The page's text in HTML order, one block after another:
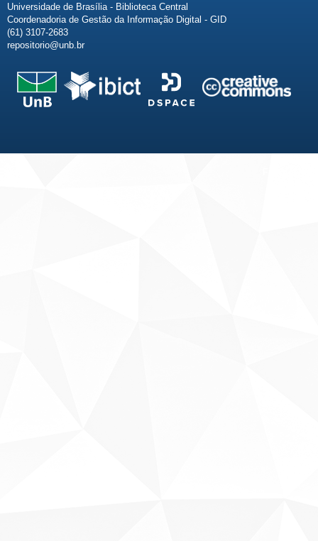
Universidade de Brasília - Biblioteca Central
Coordenadoria de Gestão da Informação Digital - GID
(61) 3107-2683
repositorio@unb.br